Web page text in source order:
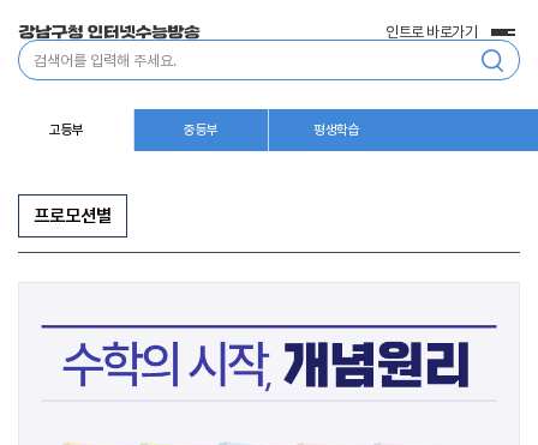
통
합
인트로 바로가기
전
체
메
고등부 중등부 평생학습
프로모션별